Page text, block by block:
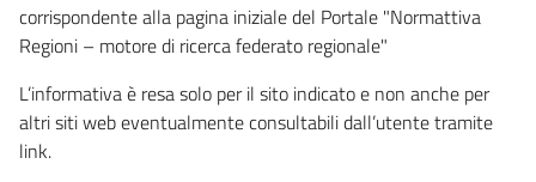
corrispondente alla pagina iniziale del Portale "Normattiva
Regioni – motore di ricerca federato regionale"
L’informativa è resa solo per il sito indicato e non anche per
altri siti web eventualmente consultabili dall’utente tramite
link.